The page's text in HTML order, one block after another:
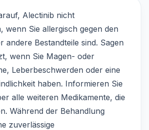
Alectinib nicht
wenn Sie allergisch gegen den
andere Bestandteile sind. Sagen
wenn Sie Magen- oder
Leberbeschwerden oder eine
haben. Informieren Sie
alle weiteren Medikamente, die
Während der Behandlung
zuverlässige